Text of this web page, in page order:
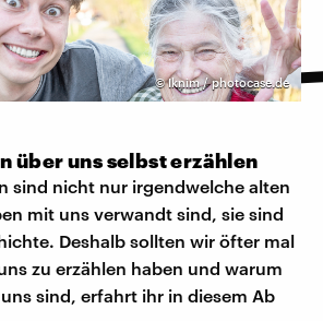
©Iknim / photocase.de
über uns selbst erzählen
sind nicht nur irgendwelche alten
mit uns verwandt sind, sie sind
Deshalb sollten wir öfter mal
zu erzählen haben und warum
sind, erfahrt ihr in diesem Ab